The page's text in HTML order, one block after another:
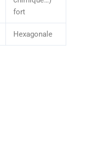
fort
Hexagonale